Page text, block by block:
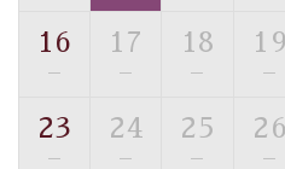
【旅】
豊富な知識を持ったドライ
案内します。
事前ご予約制
16
—
17
—
18
—
19
—
23
—
24
—
25
—
26
—